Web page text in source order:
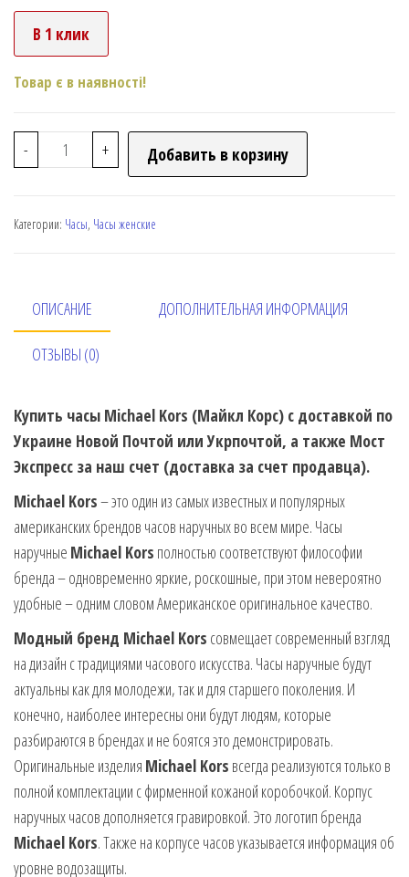
В 1 клик
Товар є в наявності!
- + Добавить в корзину
Категории: Часы, Часы женские
ОПИСАНИЕ ДОПОЛНИТЕЛЬНАЯ ИНФОРМАЦИЯ
ОТЗЫВЫ (0)
Купить часы Michael Kors (Майкл Корс) с доставкой по
Украине Новой Почтой или Укрпочтой, а также Мост
Экспресс за наш счет (доставка за счет продавца).
Michael Kors– это один из самых известных и популярных
американских брендов часов наручных во всем мире. Часы
наручные Michael Kors полностью соответствуют философии
бренда – одновременно яркие, роскошные, при этом невероятно
удобные – одним словом Американское оригинальное качество.
Модный бренд Michael Kors совмещает современный взгляд
на дизайн с традициями часового искусства. Часы наручные будут
актуальны как для молодежи, так и для старшего поколения. И
конечно, наиболее интересны они будут людям, которые
разбираются в брендах и не боятся это демонстрировать.
Оригинальные изделия Michael Kors всегда реализуются только в
полной комплектации с фирменной кожаной коробочкой. Корпус
наручных часов дополняется гравировкой. Это логотип бренда
Michael Kors. Также на корпусе часов указывается информация об
уровне водозащиты.